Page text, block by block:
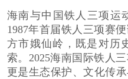
海南与中国铁人三项
1987年首届铁人三项赛
方市娥仙岭，既是对历
索。2025海南国际铁人
更是生态保护、文化传